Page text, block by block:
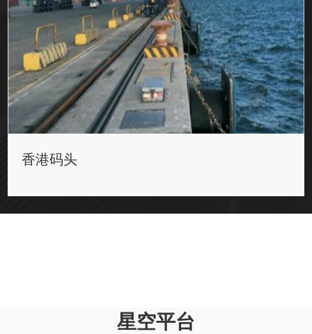
香港码头
星空平台